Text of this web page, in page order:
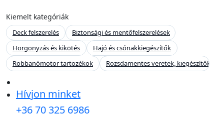
Kiemelt kategóriák
Deck felszerelés
Biztonsági és mentőfelszerelések
Horgonyzás és kikötés
Hajó és csónakkiegészítők
Robbanómotor tartozékok
Rozsdamentes veretek, kiegészítők
Hívjon minket
+36 70 325 6986